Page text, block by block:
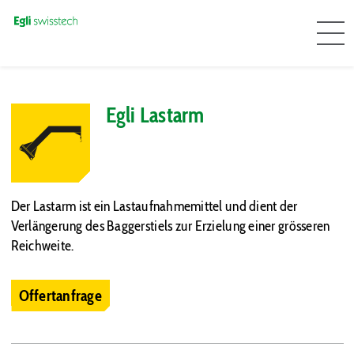
Egli Lastarm
Der Lastarm ist ein Lastaufnahmemittel und dient der
Verlängerung des Baggerstiels zur Erzielung einer grösseren
Reichweite.
Offertanfrage